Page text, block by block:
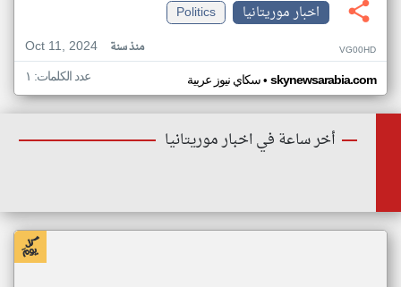
اخبار موريتانيا
Politics
Oct 11, 2024
منذ سنة VG00HD
سكاي نيوز عربية• skynewsarabia.com عدد الكلمات: ١
أخر ساعة في اخبار موريتانيا